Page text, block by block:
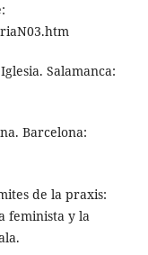
Salamanca:
Barcelona:
de la praxis:
feminista y la